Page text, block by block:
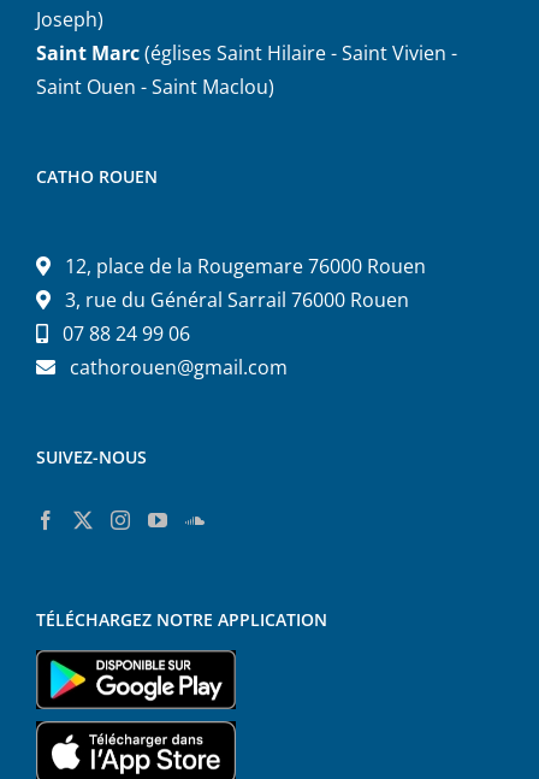
Joseph)
Saint Marc(églises Saint Hilaire - Saint Vivien -
Saint Ouen - Saint Maclou)
CATHO ROUEN
12, place de la Rougemare 76000 Rouen
3, rue du Général Sarrail 76000 Rouen
07 88 24 99 06
cathorouen@gmail.com
SUIVEZ-NOUS
TÉLÉCHARGEZ NOTRE APPLICATION